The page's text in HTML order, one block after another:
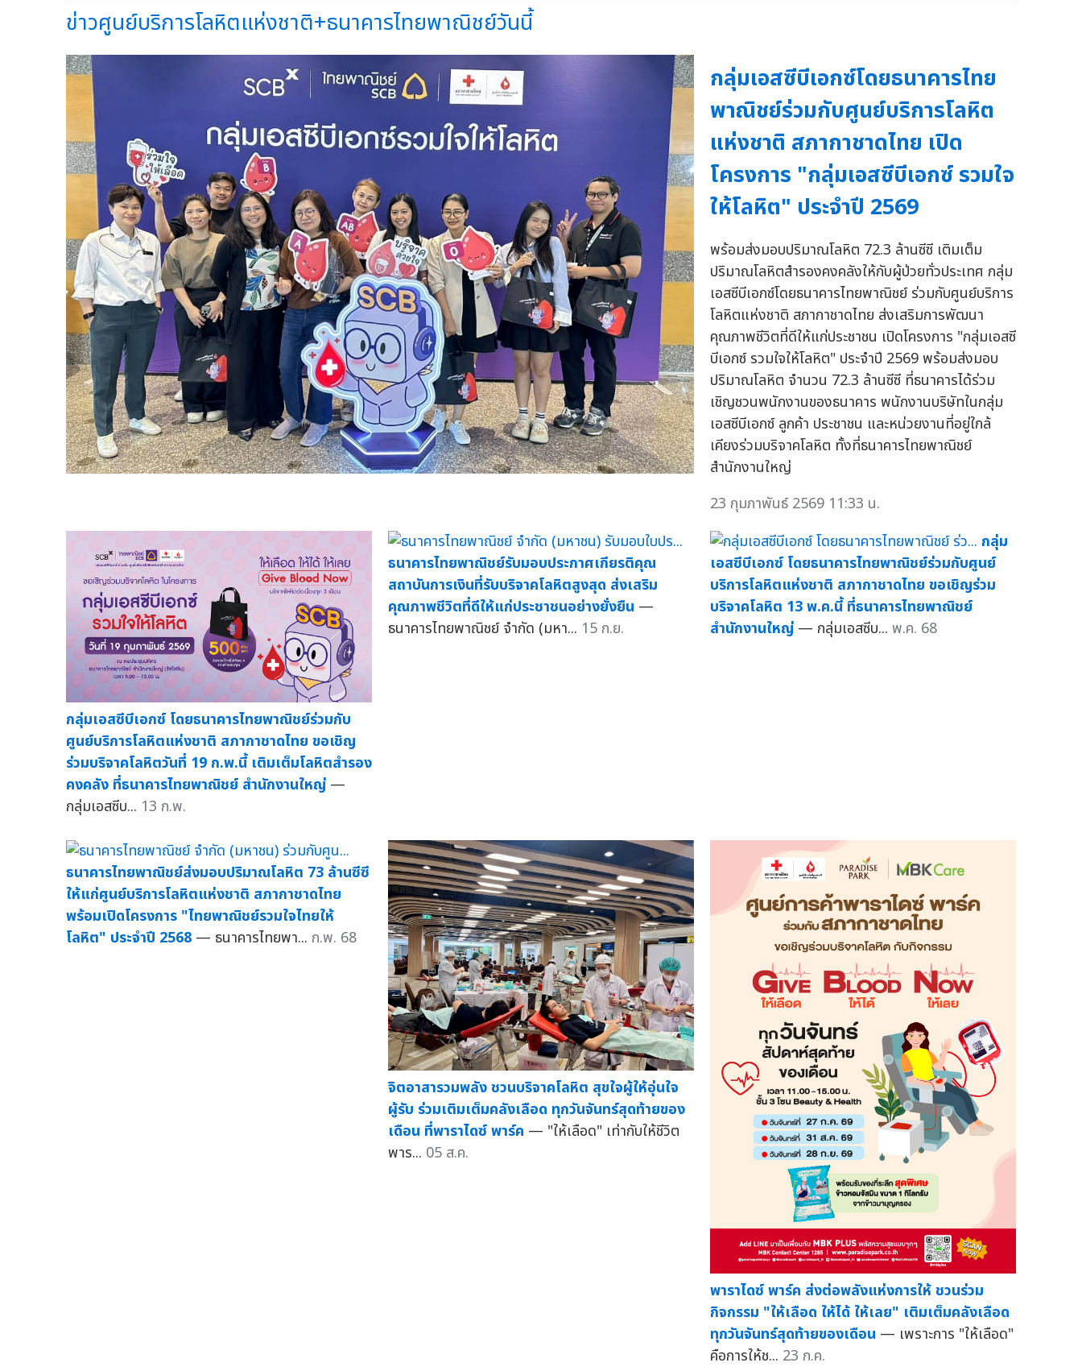
ข่าวศูนย์บริการโลหิตแห่งชาติ+ธนาคารไทยพาณิชย์วันนี้
กลุ่มเอสซีบีเอกซ์โดยธนาคารไทย
พาณิชย์ร่วมกับศูนย์บริการโลหิต
แห่งชาติ สภากาชาดไทย เปิด
โครงการ "กลุ่มเอสซีบีเอกซ์ รวมใจ
ให้โลหิต" ประจำปี 2569
พร้อมส่งมอบปริมาณโลหิต 72.3 ล้านซีซี เติมเต็ม
ปริมาณโลหิตสำรองคงคลังให้กับผู้ป่วยทั่วประเทศ กลุ่ม
เอสซีบีเอกซ์โดยธนาคารไทยพาณิชย์ ร่วมกับศูนย์บริการ
โลหิตแห่งชาติ สภากาชาดไทย ส่งเสริมการพัฒนา
คุณภาพชีวิตที่ดีให้แก่ประชาชน เปิดโครงการ "กลุ่มเอสซี
บีเอกซ์ รวมใจให้โลหิต" ประจำปี 2569 พร้อมส่งมอบ
ปริมาณโลหิต จำนวน 72.3 ล้านซีซี ที่ธนาคารได้ร่วม
เชิญชวนพนักงานของธนาคาร พนักงานบริษัทในกลุ่ม
เอสซีบีเอกซ์ ลูกค้า ประชาชน และหน่วยงานที่อยู่ใกล้
เคียงร่วมบริจาคโลหิต ทั้งที่ธนาคารไทยพาณิชย์
สำนักงานใหญ่
23 กุมภาพันธ์ 2569 11:33 น.
กลุ่มเอสซีบีเอกซ์ โดยธนาคารไทยพาณิชย์ร่วมกับ
ศูนย์บริการโลหิตแห่งชาติ สภากาชาดไทย ขอเชิญ
ร่วมบริจาคโลหิตวันที่ 19 ก.พ.นี้ เติมเต็มโลหิตสำรอง
คงคลัง ที่ธนาคารไทยพาณิชย์ สำนักงานใหญ่ —
กลุ่มเอสซีบ... 13 ก.พ.
ธนาคารไทยพาณิชย์รับมอบประกาศเกียรติคุณ
สถาบันการเงินที่รับบริจาคโลหิตสูงสุด ส่งเสริม
คุณภาพชีวิตที่ดีให้แก่ประชาชนอย่างยั่งยืน —
ธนาคารไทยพาณิชย์ จำกัด (มหา... 15 ก.ย.
กลุ่ม
เอสซีบีเอกซ์ โดยธนาคารไทยพาณิชย์ร่วมกับศูนย์
บริการโลหิตแห่งชาติ สภากาชาดไทย ขอเชิญร่วม
บริจาคโลหิต 13 พ.ค.นี้ ที่ธนาคารไทยพาณิชย์
สำนักงานใหญ่ — กลุ่มเอสซีบ... พ.ค. 68
ธนาคารไทยพาณิชย์ส่งมอบปริมาณโลหิต 73 ล้านซีซี
ให้แก่ศูนย์บริการโลหิตแห่งชาติ สภากาชาดไทย
พร้อมเปิดโครงการ "ไทยพาณิชย์รวมใจไทยให้
โลหิต" ประจำปี 2568 — ธนาคารไทยพา... ก.พ. 68
จิตอาสารวมพลัง ชวนบริจาคโลหิต สุขใจผู้ให้อุ่นใจ
ผู้รับ ร่วมเติมเต็มคลังเลือด ทุกวันจันทร์สุดท้ายของ
เดือน ที่พาราไดซ์ พาร์ค — "ให้เลือด" เท่ากับให้ชีวิต
พาร... 05 ส.ค.
พาราไดซ์ พาร์ค ส่งต่อพลังแห่งการให้ ชวนร่วม
กิจกรรม "ให้เลือด ให้ได้ ให้เลย" เติมเต็มคลังเลือด
ทุกวันจันทร์สุดท้ายของเดือน — เพราะการ "ให้เลือด"
คือการให้ช... 23 ก.ค.